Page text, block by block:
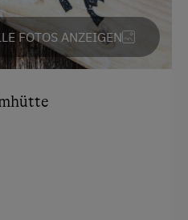
FOTOS ANZEIGEN